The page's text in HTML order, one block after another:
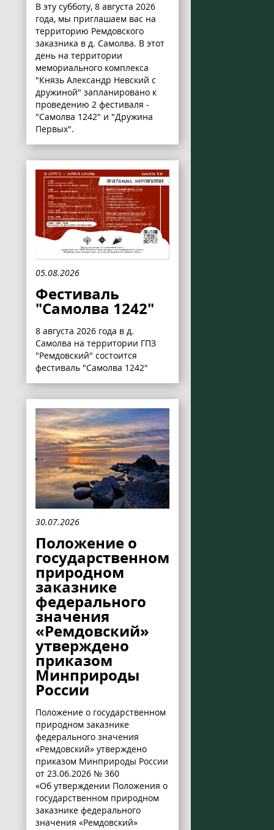
В эту субботу, 8 августа 2026
года, мы приглашаем вас на
территорию Ремдовского
заказника в д. Самолва. В этот
день на территории
мемориального комплекса
"Князь Александр Невский с
дружиной" запланировано к
проведению 2 фестиваля -
"Самолва 1242" и "Дружина
Первых".
05.08.2026
Фестиваль
"Самолва 1242"
8 августа 2026 года в д.
Самолва на территории ГПЗ
"Ремдовский" состоится
фестиваль "Самолва 1242"
30.07.2026
Положение о
государственном
природном
заказнике
федерального
значения
«Ремдовский»
утверждено
приказом
Минприроды
России
Положение о государственном
природном заказнике
федерального значения
«Ремдовский» утверждено
приказом Минприроды России
от 23.06.2026 № 360
«Об утверждении Положения о
государственном природном
заказнике федерального
значения «Ремдовский»